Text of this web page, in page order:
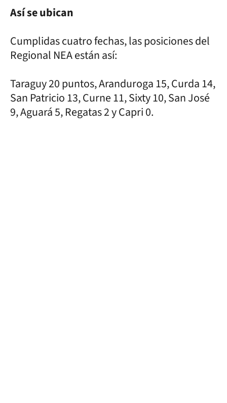
Así se ubican
Cumplidas cuatro fechas, las posiciones del
Regional NEA están así:
Taraguy 20 puntos, Aranduroga 15, Curda 14,
San Patricio 13, Curne 11, Sixty 10, San José
9, Aguará 5, Regatas 2 y Capri 0.